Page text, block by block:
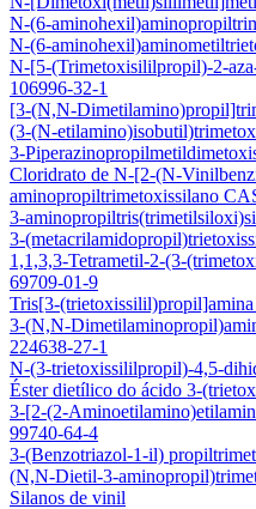
N-(6-
N-(6-
N-[5-(Trimetoxisililpropil)-2-
106996-32-1
[3-(N,N-
(3-(N-
3-
Cloridrato de N-[2-(N-
aminopropiltrimetoxissilano
3-
3-
1,1,3,3-Tetrametil-2-(3-
69709-01-9
Tris[3-
3-(N,N-
224638-27-1
N-(3-trietoxissililpropil)-4,5-
Éster dietílico do ácido 3-
3-[2-(2-
99740-64-4
3-(Benzotriazol-1-il)
(N,N-Dietil-3-
Silanos de vinil